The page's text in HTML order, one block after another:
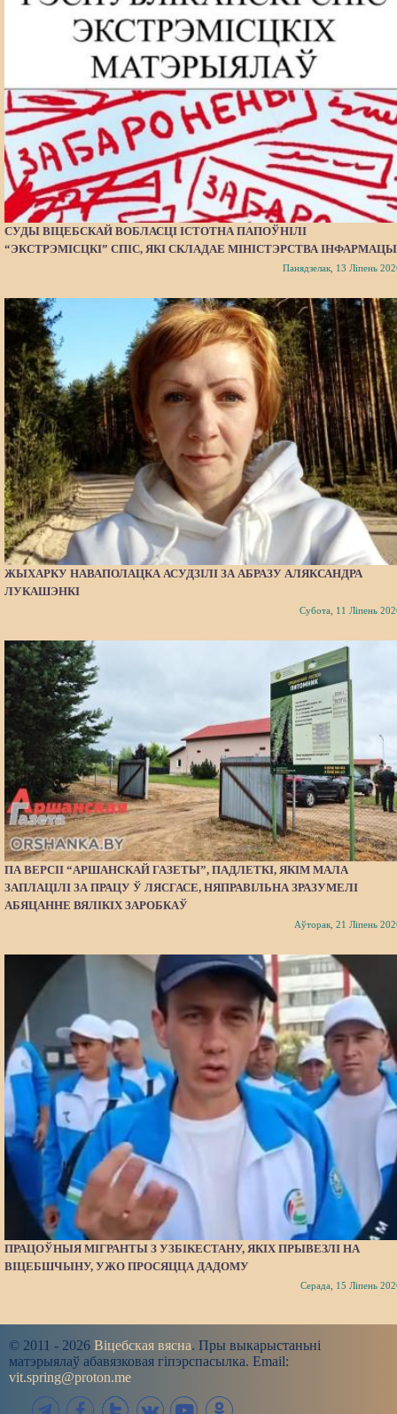
СУДЫ ВІЦЕБСКАЙ ВОБЛАСЦІ ІСТОТНА ПАПОЎНІЛІ
“ЭКСТРЭМІСЦКІ” СПІС, ЯКІ СКЛАДАЕ МІНІСТЭРСТВА
Панядзелак, 13 Ліпень
ЖЫХАРКУ НАВАПОЛАЦКА АСУДЗІЛІ ЗА АБРАЗУ АЛЯКСАНДРА
ЛУКАШЭНКІ
Субота, 11 Ліпень
ПА ВЕРСІІ “АРШАНСКАЙ ГАЗЕТЫ”, ПАДЛЕТКІ, ЯКІМ МАЛА
ЗАПЛАЦІЛІ ЗА ПРАЦУ Ў ЛЯСГАСЕ, НЯПРАВІЛЬНА ЗРАЗУМЕЛІ
АБЯЦАННЕ ВЯЛІКІХ ЗАРОБКАЎ
Аўторак, 21 Ліпень
ПРАЦОЎНЫЯ МІГРАНТЫ З УЗБІКЕСТАНУ, ЯКІХ ПРЫВЕЗЛІ НА
ВІЦЕБШЧЫНУ, УЖО ПРОСЯЦЦА ДАДОМУ
Серада, 15 Ліпень
© 2011 - 2026 Віцебская вясна. Пры выкарыстаньні
матэрыялаў абавязковая гіпэрспасылка. Email:
vit.spring@proton.me